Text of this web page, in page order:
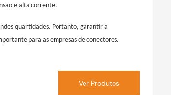
e alta corrente.
quantidades. Portanto, garantir a
para as empresas de conectores.
Ver Produtos